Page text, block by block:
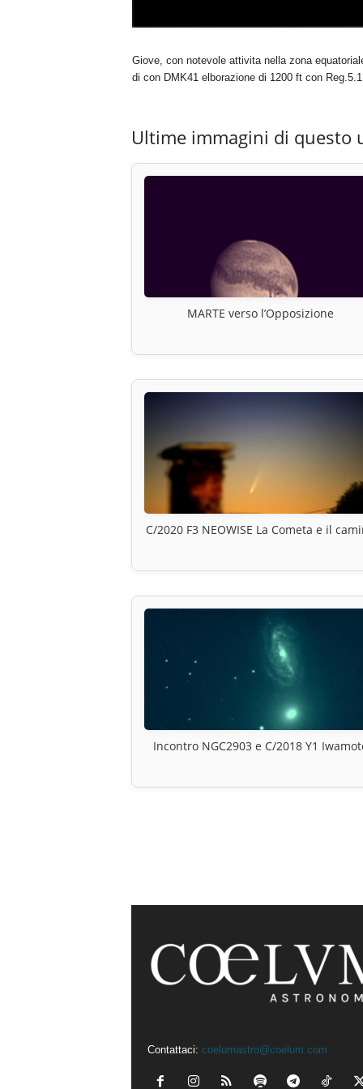
Giove, con notevole attivita nella zona
di con DMK41 elborazione di 1200 ft con Reg.5.1
Ultime immagini di questo
MARTE verso l’Opposizione
C/2020 F3 NEOWISE La Cometa e il
Incontro NGC2903 e C/2018 Y1
Contattaci: coelumastro@coelum.com